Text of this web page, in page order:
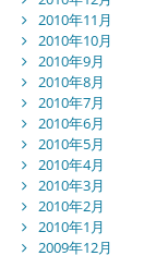
2010年11月
2010年10月
2010年9月
2010年8月
2010年7月
2010年6月
2010年5月
2010年4月
2010年3月
2010年2月
2010年1月
2009年12月